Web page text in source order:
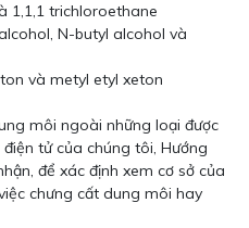
1,1,1 trichloroethane
N-butyl alcohol và
và metyl etyl xeton
môi ngoài những loại được
tử của chúng tôi, Hướng
để xác định xem cơ sở của
chưng cất dung môi hay